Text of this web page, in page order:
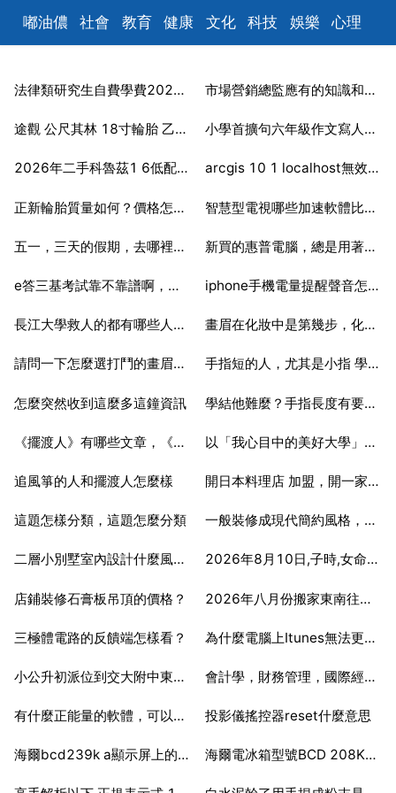
嘟油儂 社會 教育 健康 文化 科技 娛樂 心理
法律類研究生自費學費2026年是多少
2025-07-06
市場營銷總監應有的知識和能力
2025-07-06
途觀 公尺其林 18寸輪胎 乙個大概需要多少錢
2025-07-06
小學首擴句六年級作文寫人的300字
2025-07-06
2026年二手科魯茲1 6低配版要多少錢？
2025-07-06
arcgis 10 1 localhost無效主機名,license未啟動
2025-07-06
正新輪胎質量如何？價格怎樣？
2025-07-06
智慧型電視哪些加速軟體比較好用
2025-07-06
五一，三天的假期，去哪裡旅遊比較適合呢？範圍在東北三省。
2025-07-06
新買的惠普電腦，總是用著用著介面就卡死
2025-07-06
e答三基考試靠不靠譜啊，裡面題庫怎麼樣？
2025-07-06
iphone手機電量提醒聲音怎樣關閉
2025-07-06
長江大學救人的都有哪些人呢？包括沒有犧牲的
2025-07-06
畫眉在化妝中是第幾步，化妝的應該分幾步啊？
2025-07-06
請問一下怎麼選打鬥的畫眉鳥 40
2025-07-06
手指短的人，尤其是小指 學結他行嗎？
2025-07-06
怎麼突然收到這麼多這鐘資訊
2025-07-06
學結他難麼？手指長度有要求嗎？
2025-07-06
《擺渡人》有哪些文章，《擺渡人》這本書有哪些細思極恐的細節
2025-07-06
以「我心目中的美好大學」為題寫一篇2000字的作文
2025-07-06
追風箏的人和擺渡人怎麼樣
2025-07-06
開日本料理店 加盟，開一家日本料理加盟店要多少錢？
2025-07-06
這題怎樣分類，這題怎麼分類
2025-07-06
一般裝修成現代簡約風格，90個平方，需要多少錢？
2025-07-06
二層小別墅室內設計什麼風格的更好看
2025-07-06
2026年8月10日,子時,女命,日子好嗎
2025-07-06
店鋪裝修石膏板吊頂的價格？
2025-07-06
2026年八月份搬家東南往西北方向搬什麼日子好？有天坑嗎？
2025-07-06
三極體電路的反饋端怎樣看？
2025-07-06
為什麼電腦上Itunes無法更新應用程式？
2025-07-06
小公升初派位到交大附中東校區怎麼辦
2025-07-06
會計學，財務管理，國際經濟與貿易，綜合來看，哪個好啊？？
2025-07-06
有什麼正能量的軟體，可以閱讀文章的等等，謝謝 10
2025-07-06
投影儀搖控器reset什麼意思
2025-07-06
海爾bcd239k a顯示屏上的時間設定
2025-07-06
海爾電冰箱型號BCD 208K更換電磁閥需多少錢
2025-07-06